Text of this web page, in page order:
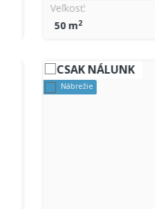
Veľkosť:
50 m2
CSAK NÁLUNK
Nábrežie